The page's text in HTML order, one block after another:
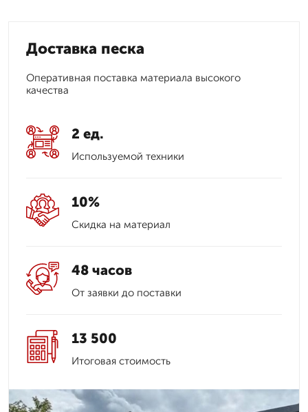
Доставка песка
Оперативная поставка материала высокого
качества
2 ед.
Используемой техники
10%
Скидка на материал
48 часов
От заявки до поставки
13 500
Итоговая стоимость